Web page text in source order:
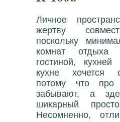
Личное
жертву
поскольку
комнат отдыха
гостиной,
кухне хочется
потому что про
забывают, а
шикарный
Несомненно,